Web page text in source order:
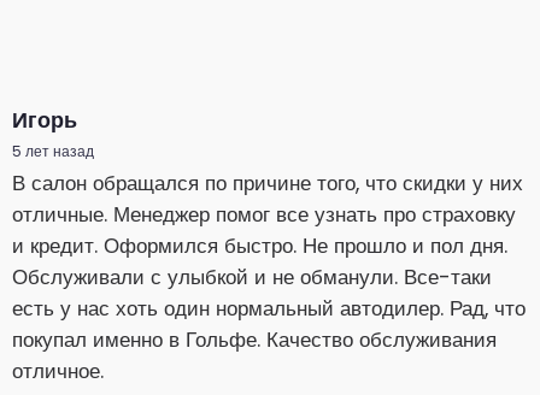
Игорь
5 лет назад
В салон обращался по причине того, что скидки у них
отличные. Менеджер помог все узнать про страховку
и кредит. Оформился быстро. Не прошло и пол дня.
Обслуживали с улыбкой и не обманули. Все-таки
есть у нас хоть один нормальный автодилер. Рад, что
покупал именно в Гольфе. Качество обслуживания
отличное.